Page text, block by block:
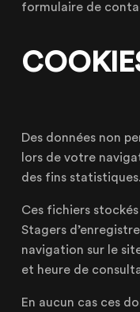
formulaire de
Des données non
lors de votre
des fins statistiques.
Ces fichiers
Stagers
navigation sur le
et heure de
En aucun cas ces